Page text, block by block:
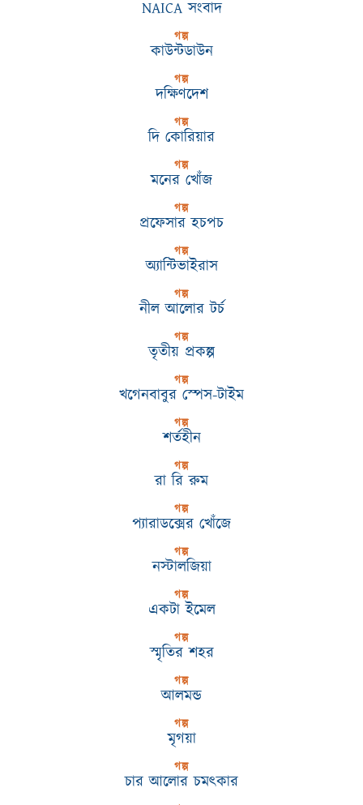
NAICA সংবাদ
গল্প
কাউন্টডাউন
গল্প
দক্ষিণদেশ
গল্প
দি কোরিয়ার
গল্প
মনের খোঁজ
গল্প
প্রফেসার হচপচ
গল্প
অ্যান্টিভাইরাস
গল্প
নীল আলোর টর্চ
গল্প
তৃতীয় প্রকল্প
গল্প
খগেনবাবুর স্পেস-টাইম
গল্প
শর্তহীন
গল্প
রা রি রুম
গল্প
প্যারাডক্সের খোঁজে
গল্প
নস্টালজিয়া
গল্প
একটা ইমেল
গল্প
স্মৃতির শহর
গল্প
আলমন্ড
গল্প
মৃগয়া
গল্প
চার আলোর চমৎকার